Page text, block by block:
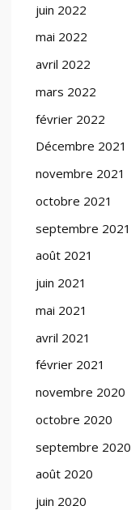
juin 2022
mai 2022
avril 2022
mars 2022
février 2022
Décembre 2021
novembre 2021
octobre 2021
septembre 2021
août 2021
juin 2021
mai 2021
avril 2021
février 2021
novembre 2020
octobre 2020
septembre 2020
août 2020
juin 2020